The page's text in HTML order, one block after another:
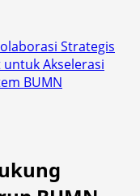
Strategis
Akselerasi
BUMN